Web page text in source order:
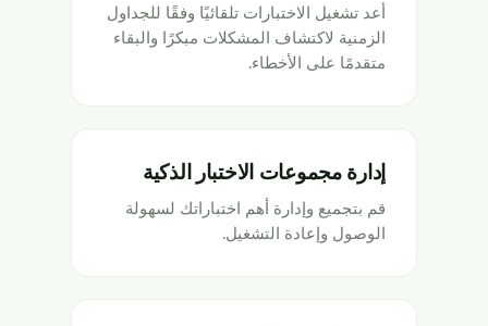
أعد تشغيل الاختبارات تلقائيًا وفقًا للجداول
الزمنية لاكتشاف المشكلات مبكرًا والبقاء
متقدمًا على الأخطاء.
إدارة مجموعات الاختبار الذكية
قم بتجميع وإدارة أهم اختباراتك لسهولة
الوصول وإعادة التشغيل.